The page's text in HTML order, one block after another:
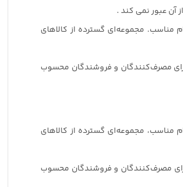
آن عبور نمی کند .
مناسب. مجموعه‌ای گسترده از کالاهای
برای مصرف‌کنندگان و فروشندگان محسوب
مناسب، مجموعه‌ای گسترده از کالاهای
برای مصرف‌کنندگان و فروشندگان محسوب